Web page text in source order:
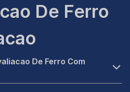
De Ferro
De Ferro Com